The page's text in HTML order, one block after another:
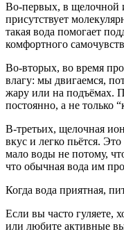
Во-первых, в щелочной
присутствует
такая вода помогает
комфортного
Во-вторых, во время
влагу: мы двигаемся,
жару или на подъёмах.
постоянно, а не только
В-третьих, щелочная
вкус и легко пьётся.
мало воды не потому,
что обычная вода им
Когда вода приятная,
Если вы часто гуляете,
или любите активные